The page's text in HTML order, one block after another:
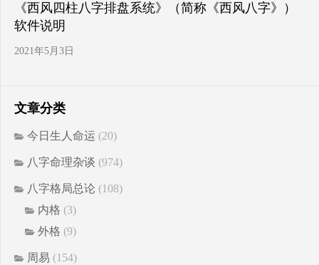
《西风四柱八字排盘系统》（简称《西风八字》）
软件说明
2021年5月3日
文章分类
今日生人命运 (20)
八字命理杂谈 (974)
八字格局总论 (108)
内格 (3)
外格 (9)
周易 (154)